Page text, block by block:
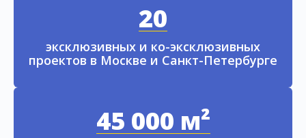
20
эксклюзивных и ко-эксклюзивных
проектов в Москве и Санкт-Петербурге
45 000 м²